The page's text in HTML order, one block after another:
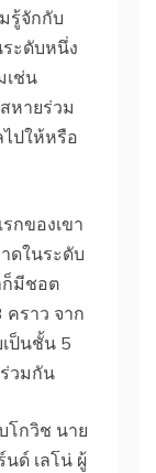
รู้จักกับ
ะดับหนึ่ง
เช่น
หายร่วม
ปให้หรือ
กของเขา
ดในระดับ
ก็มีชอต
คราว จาก
เป็นชั้น 5
วมกัน
โกวิช นาย
ด์ เลโน่ ผู้